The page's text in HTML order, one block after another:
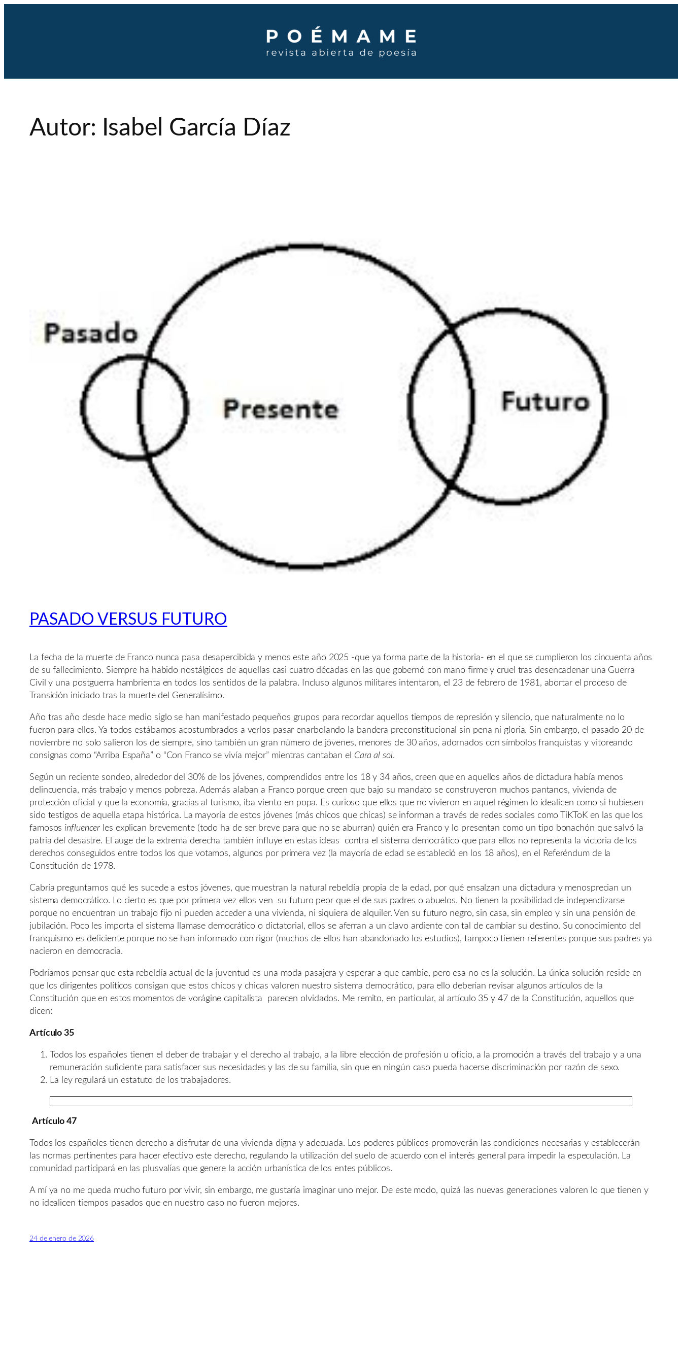
Autor: Isabel García Díaz
PASADO VERSUS FUTURO
La fecha de la muerte de Franco nunca pasa desapercibida y menos este año 2025 -que ya forma parte de la historia- en el que se cumplieron los cincuenta años
de su fallecimiento. Siempre ha habido nostálgicos de aquellas casi cuatro décadas en las que gobernó con mano firme y cruel tras desencadenar una Guerra
Civil y una postguerra hambrienta en todos los sentidos de la palabra. Incluso algunos militares intentaron, el 23 de febrero de 1981, abortar el proceso de
Transición iniciado tras la muerte del Generalísimo.
Año tras año desde hace medio siglo se han manifestado pequeños grupos para recordar aquellos tiempos de represión y silencio, que naturalmente no lo
fueron para ellos. Ya todos estábamos acostumbrados a verlos pasar enarbolando la bandera preconstitucional sin pena ni gloria. Sin embargo, el pasado 20 de
noviembre no solo salieron los de siempre, sino también un gran número de jóvenes, menores de 30 años, adornados con símbolos franquistas y vitoreando
consignas como “Arriba España” o “Con Franco se vivía mejor” mientras cantaban el Cara al sol.
Según un reciente sondeo, alrededor del 30% de los jóvenes, comprendidos entre los 18 y 34 años, creen que en aquellos años de dictadura había menos
delincuencia, más trabajo y menos pobreza. Además alaban a Franco porque creen que bajo su mandato se construyeron muchos pantanos, vivienda de
protección oficial y que la economía, gracias al turismo, iba viento en popa. Es curioso que ellos que no vivieron en aquel régimen lo idealicen como si hubiesen
sido testigos de aquella etapa histórica. La mayoría de estos jóvenes (más chicos que chicas) se informan a través de redes sociales como TiKToK en las que los
famosos influencer les explican brevemente (todo ha de ser breve para que no se aburran) quién era Franco y lo presentan como un tipo bonachón que salvó la
patria del desastre. El auge de la extrema derecha también influye en estas ideas contra el sistema democrático que para ellos no representa la victoria de los
derechos conseguidos entre todos los que votamos, algunos por primera vez (la mayoría de edad se estableció en los 18 años), en el Referéndum de la
Constitución de 1978.
Cabría preguntarnos qué les sucede a estos jóvenes, que muestran la natural rebeldía propia de la edad, por qué ensalzan una dictadura y menosprecian un
sistema democrático. Lo cierto es que por primera vez ellos ven su futuro peor que el de sus padres o abuelos. No tienen la posibilidad de independizarse
porque no encuentran un trabajo fijo ni pueden acceder a una vivienda, ni siquiera de alquiler. Ven su futuro negro, sin casa, sin empleo y sin una pensión de
jubilación. Poco les importa el sistema llamase democrático o dictatorial, ellos se aferran a un clavo ardiente con tal de cambiar su destino. Su conocimiento del
franquismo es deficiente porque no se han informado con rigor (muchos de ellos han abandonado los estudios), tampoco tienen referentes porque sus padres ya
nacieron en democracia.
Podríamos pensar que esta rebeldía actual de la juventud es una moda pasajera y esperar a que cambie, pero esa no es la solución. La única solución reside en
que los dirigentes políticos consigan que estos chicos y chicas valoren nuestro sistema democrático, para ello deberían revisar algunos artículos de la
Constitución que en estos momentos de vorágine capitalista parecen olvidados. Me remito, en particular, al artículo 35 y 47 de la Constitución, aquellos que
dicen:
Artículo 35
Todos los españoles tienen el deber de trabajar y el derecho al trabajo, a la libre elección de profesión u oficio, a la promoción a través del trabajo y a una
remuneración suficiente para satisfacer sus necesidades y las de su familia, sin que en ningún caso pueda hacerse discriminación por razón de sexo.
La ley regulará un estatuto de los trabajadores.
Artículo 47
Todos los españoles tienen derecho a disfrutar de una vivienda digna y adecuada. Los poderes públicos promoverán las condiciones necesarias y establecerán
las normas pertinentes para hacer efectivo este derecho, regulando la utilización del suelo de acuerdo con el interés general para impedir la especulación. La
comunidad participará en las plusvalías que genere la acción urbanística de los entes públicos.
A mí ya no me queda mucho futuro por vivir, sin embargo, me gustaría imaginar uno mejor. De este modo, quizá las nuevas generaciones valoren lo que tienen y
no idealicen tiempos pasados que en nuestro caso no fueron mejores.
24 de enero de 2026